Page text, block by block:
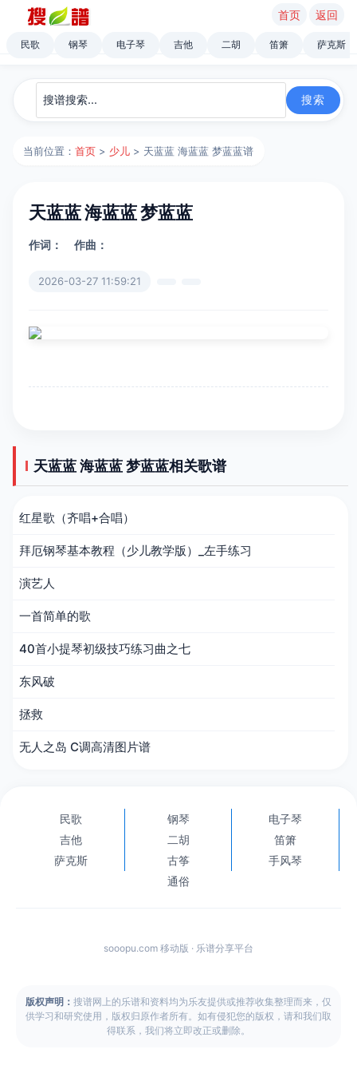
首页 返回
民歌 钢琴 电子琴 吉他 二胡 笛箫 萨克斯
当前位置：首页 > 少儿 > 天蓝蓝 海蓝蓝 梦蓝蓝谱
天蓝蓝 海蓝蓝 梦蓝蓝
作词： 作曲：
2026-03-27 11:59:21
天蓝蓝 海蓝蓝 梦蓝蓝相关歌谱
红星歌（齐唱+合唱）
拜厄钢琴基本教程（少儿教学版）_左手练习
演艺人
一首简单的歌
40首小提琴初级技巧练习曲之七
东风破
拯救
无人之岛 C调高清图片谱
民歌 钢琴
电子琴
吉他
二胡
笛箫
萨克斯
古筝
手风琴
通俗
sooopu.com 移动版 · 乐谱分享平台
版权声明： 搜谱网上的乐谱和资料均为乐友提供或推荐收集整理而来，仅
供学习和研究使用，版权归原作者所有。如有侵犯您的版权，请和我们取
得联系，我们将立即改正或删除。